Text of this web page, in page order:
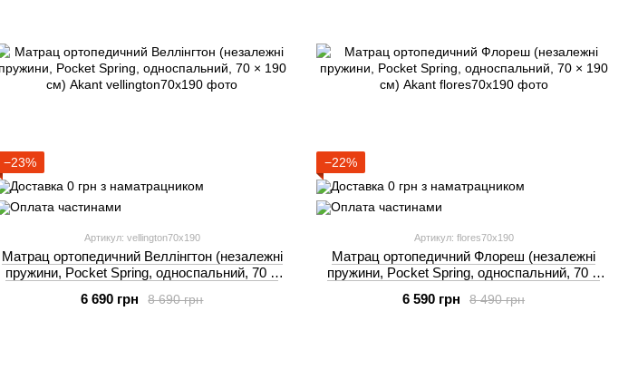
−23%
Артикул: vellington70x190
Матрац ортопедичний Веллінгтон (незалежні
пружини, Pocket Spring, односпальний, 70 ×
8 690 грн
6 690 грн
−22%
Артикул: flores70x190
Матрац ортопедичний Флореш (незалежні
пружини, Pocket Spring, односпальний, 70 ×
8 490 грн
6 590 грн